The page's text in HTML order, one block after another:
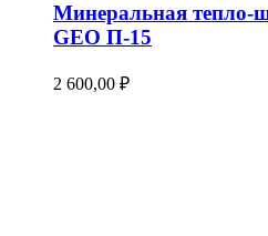
Минеральная тепло-
GEO П-15
2 600,00 ₽